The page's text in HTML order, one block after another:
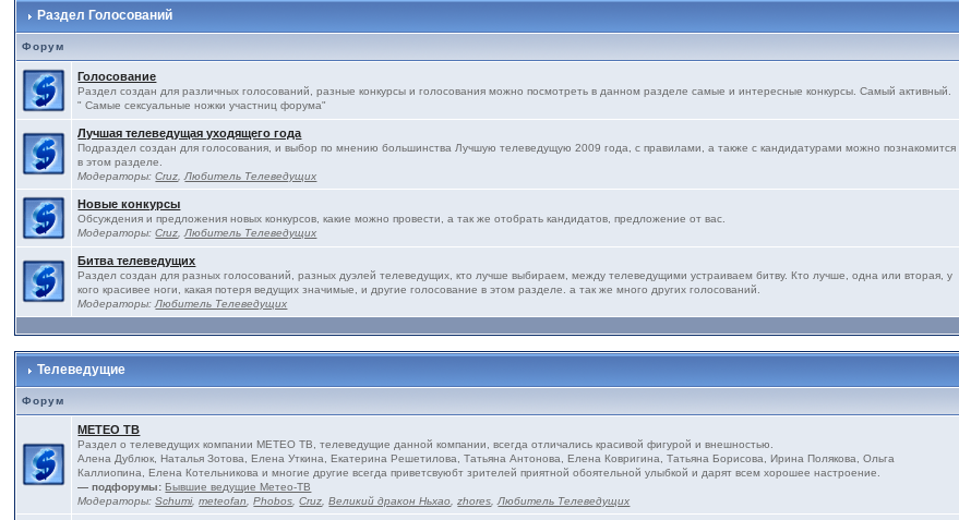
Раздел Голосований
Форум
Голосование
Раздел создан для различных голосований, разные конкурсы и голосования можно посмотреть в данном разделе самые и интересные конкурсы. Самый активный.
" Самые сексуальные ножки участниц форума"
Лучшая телеведущая уходящего года
Подраздел создан для голосования, и выбор по мнению большинства Лучшую телеведущую 2009 года, с правилами, а также с кандидатурами можно познакомится
в этом разделе.
Модераторы:Cruz,Любитель Телеведущих
Новые конкурсы
Обсуждения и предложения новых конкурсов, какие можно провести, а так же отобрать кандидатов, предложение от вас.
Модераторы:Cruz,Любитель Телеведущих
Битва телеведущих
Раздел создан для разных голосований, разных дуэлей телеведущих, кто лучше выбираем, между телеведущими устраиваем битву. Кто лучше, одна или вторая, у
кого красивее ноги, какая потеря ведущих значимые, и другие голосование в этом разделе. а так же много других голосований.
Модераторы:Любитель Телеведущих
Телеведущие
Форум
МЕТЕО ТВ
Раздел о телеведущих компании МЕТЕО ТВ, телеведущие данной компании, всегда отличались красивой фигурой и внешностью.
Алена Дублюк, Наталья Зотова, Елена Уткина, Екатерина Решетилова, Татьяна Антонова, Елена Ковригина, Татьяна Борисова, Ирина Полякова, Ольга
Каллиопина, Елена Котельникова и многие другие всегда приветсвуюбт зрителей приятной обоятельной улыбкой и дарят всем хорошее настроение.
— подфорумы: Бывшие ведущие Метео-ТВ
Модераторы:Schumi,meteofan,Phobos,Cruz,Великий дракон Ньхао,zhores,Любитель Телеведущих